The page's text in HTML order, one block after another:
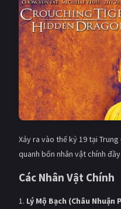
PHIM CHIẾU RẠP
TUYỂN TẬP PHIM
BLOG
Xảy ra vào thế kỷ 19 tại Trung
quanh bốn nhân vật chính
Các Nhân Vật Chính
1. Lý Mộ Bạch (Châu Nhuận